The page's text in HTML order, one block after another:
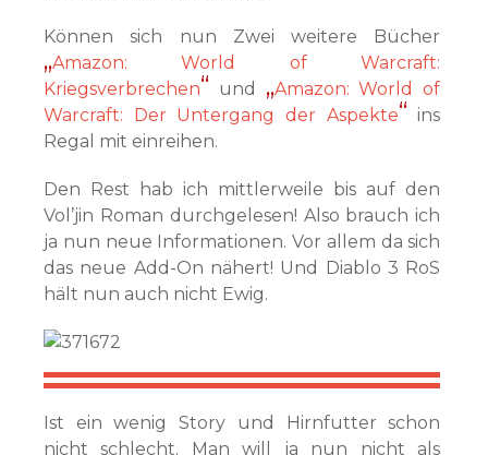
Können sich nun Zwei weitere Bücher
Amazon: World of Warcraft:
Kriegsverbrechen
und
Amazon: World of
Warcraft: Der Untergang der Aspekte
ins
Regal mit einreihen.
Den Rest hab ich mittlerweile bis auf den
Vol’jin Roman durchgelesen! Also brauch ich
ja nun neue Informationen. Vor allem da sich
das neue Add-On nähert! Und Diablo 3 RoS
hält nun auch nicht Ewig.
Ist ein wenig Story und Hirnfutter schon
nicht schlecht. Man will ja nun nicht als